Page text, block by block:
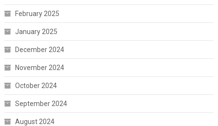
February 2025
January 2025
December 2024
November 2024
October 2024
September 2024
August 2024